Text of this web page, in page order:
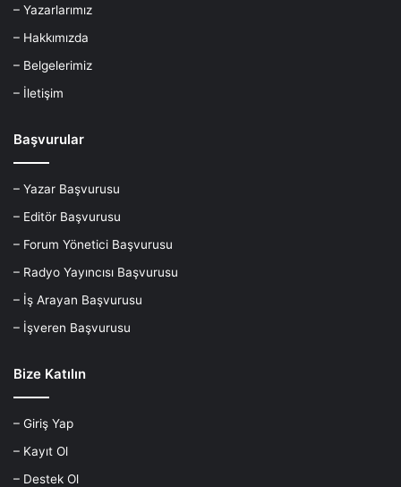
– Yazarlarımız
– Hakkımızda
– Belgelerimiz
– İletişim
Başvurular
– Yazar Başvurusu
– Editör Başvurusu
– Forum Yönetici Başvurusu
– Radyo Yayıncısı Başvurusu
– İş Arayan Başvurusu
– İşveren Başvurusu
Bize Katılın
– Giriş Yap
– Kayıt Ol
– Destek Ol